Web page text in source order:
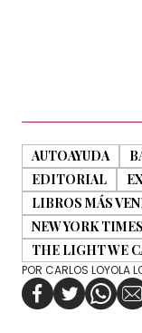
AUTOAYUDA
EDITORIAL
LIBROS MÁS
NEW YORK TIMES
THE LIGHT WE
POR CARLOS LOYOLA